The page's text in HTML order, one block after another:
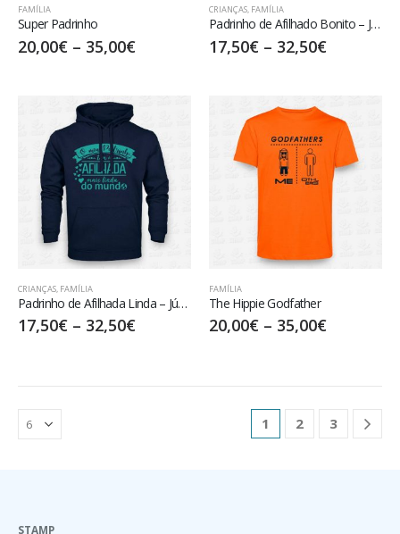
FAMÍLIA
Super Padrinho
20,00€ – 35,00€
CRIANÇAS, FAMÍLIA
Padrinho de Afilhado Bonito – Júnior
17,50€ – 32,50€
CRIANÇAS FAMÍLIA
Padrinho de Afilhada Linda – Júnior
17,50€ – 32,50€
FAMÍLIA
The Hippie Godfather
20,00€ – 35,00€
1 2 3
STAMP